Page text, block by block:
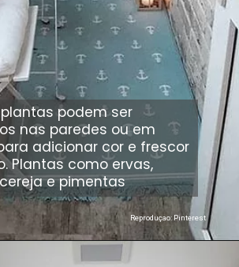
podem ser
nas paredes ou em
adicionar cor e frescor
Plantas como ervas,
e pimentas
Reproduçao: Pinterest